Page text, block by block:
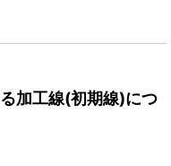
加工線(初期線)につ